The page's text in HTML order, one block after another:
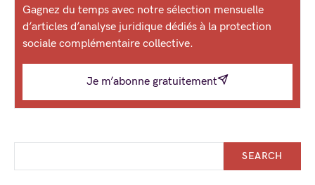
Gagnez du temps avec notre sélection mensuelle
d’articles d’analyse juridique dédiés à la protection
sociale complémentaire collective.
Je m’abonne gratuitement
SEARCH